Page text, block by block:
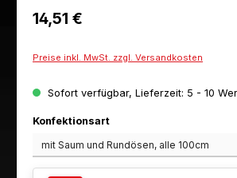
Regulärer Preis:
14,51 €
Preise inkl. MwSt. zzgl. Versandkosten
Sofort verfügbar, Lieferzeit: 5 - 10
Konfektionsartauswählen